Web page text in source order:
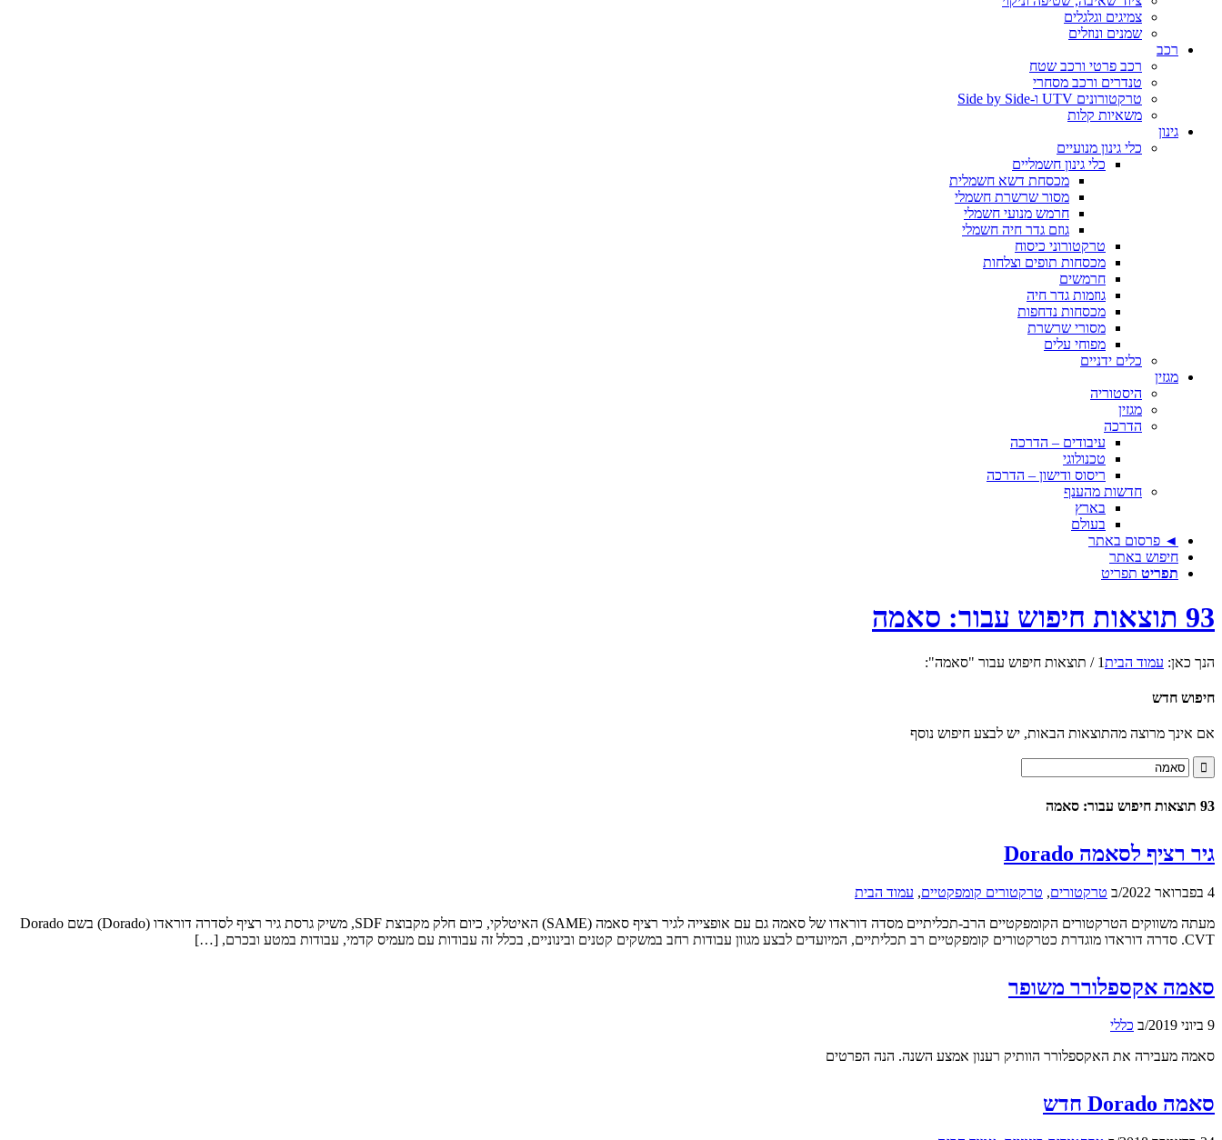
צמיגים וגלגלים
שמנים ונוזלים
רכב
רכב פרטי ורכב שטח
טנדרים ורכב מסחרי
טרקטורונים UTV ו-Side by Side
משאיות קלות
גינון
כלי גינון מנועיים
כלי גינון חשמליים
מכסחת דשא חשמלית
מסור שרשרת חשמלי
חרמש מנועי חשמלי
גוזם גדר חיה חשמלי
טרקטורוני כיסוח
מכסחות תופים וצלחות
חרמשים
גוזמות גדר חיה
מכסחות נדחפות
מסורי שרשרת
מפוחי עלים
כלים ידניים
מגזין
היסטוריה
מגזין
הדרכה
עיבודים – הדרכה
טכנולוגי
ריסוס ודישון – הדרכה
חדשות מהענף
בארץ
בעולם
◄ פרסום באתר
חיפוש באתר
תפריט תפריט
93 תוצאות חיפוש עבור: סאמה
הנך כאן: עמוד הבית1
/ תוצאות חיפוש עבור "סאמה":
חיפוש חדש
אם אינך מרוצה מהתוצאות הבאות, יש לבצע חיפוש נוסף
93 תוצאות חיפוש עבור: סאמה
גיר רציף לסאמה Dorado
4 בפברואר 2022 /ב טרקטורים, טרקטורים קומפקטיים, עמוד הבית
מעתה משווקים הטרקטורים הקומפקטיים הרב-תכליתיים מסדה דוראדו של סאמה גם עם אופצייה לגיר רציף סאמה (SAME) האיטלקי, כיום חלק מקבוצת SDF, משיק גרסת גיר רציף לסדרה דוראדו (Dorado) בשם Dorado
CVT. סדרה דוראדו מוגדרת כטרקטורים קומפקטיים רב תכליתיים, המיועדים לבצע מגוון עבודות רחב במשקים קטנים ובינוניים, בכלל זה עבודות עם מעמיס קדמי, עבודות במטע ובכרם, […]
סאמה אקספלורר משופר
9 ביוני 2019 /ב כללי
סאמה מעבירה את האקספלורר הוותיק רענון אמצע השנה. הנה הפרטים
סאמה Dorado חדש